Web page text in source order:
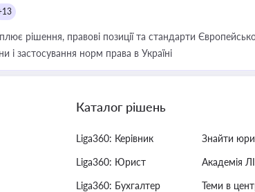
рішення, правові позиції та стандарти
і застосування норм права в Україні
Каталог рішень
Liga360: Керівник
Liga360: Юрист
Liga360: Бухгалтер
Знайти
Академія
Теми в